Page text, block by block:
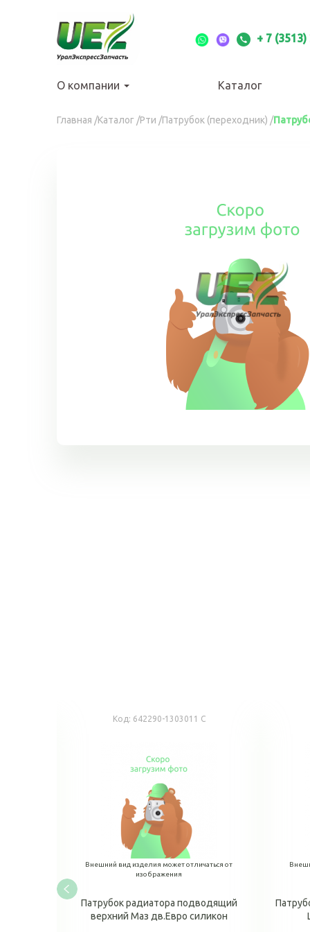
содержанию
+ 7
О компании Каталог
Главная /Каталог /Рти /Патрубок (переходник) /
Код: 642290-1303011 С
Внешний вид изделия может отличаться от
изображения
Патрубок радиатора подводящий
верхний Маз дв.Евро силикон